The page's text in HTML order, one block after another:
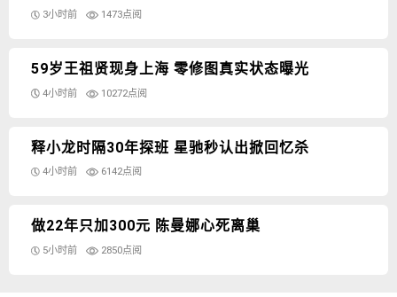
3小时前 1473点阅
59岁王祖贤现身上海 零修图真实状态曝光
4小时前 10272点阅
释小龙时隔30年探班 星驰秒认出掀回忆杀
4小时前 6142点阅
做22年只加300元 陈曼娜心死离巢
5小时前 2850点阅